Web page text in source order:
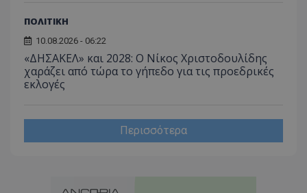
ΠΟΛΙΤΙΚΗ
10.08.2026 - 06:22
«ΔΗΣΑΚΕΛ» και 2028: Ο Νίκος Χριστοδουλίδης
χαράζει από τώρα το γήπεδο για τις προεδρικές
εκλογές
Περισσότερα